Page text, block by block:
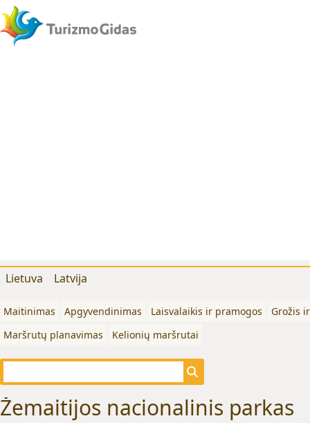
Lietuva Latvija
Maitinimas Apgyvendinimas Laisvalaikis ir pramogos
Grožis
Maršrutų planavimas
Kelionių maršrutai
Žemaitijos nacionalinis parkas